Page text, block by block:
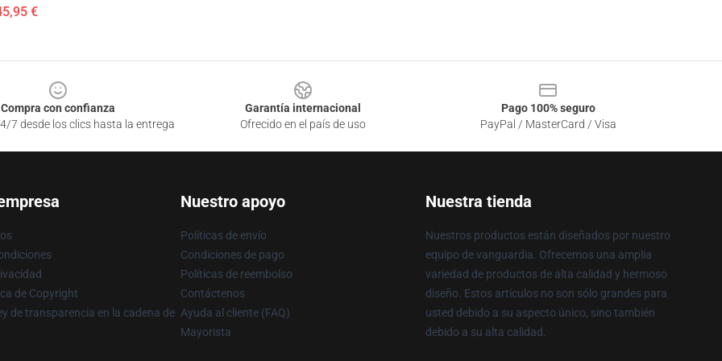
€
Compra con confianza
7 desde los clics hasta la entrega
Garantía internacional
Ofrecido en el país de uso
Pago 100% seguro
PayPal / MasterCard / Visa
de Copyright
de transparencia en la cadena de
Nuestro apoyo
Políticas de envío
Condiciones de pago
Políticas de reembolso
Contáctenos
Ayuda al cliente (FAQ)
Mayorista
Nuestra tienda
Nuestros productos están diseñados por nuestro
equipo de vanguardia. Ofrecemos una amplia
variedad de productos de alta calidad y hermoso
diseño. Estos artículos no son sólo grandes para
usted debido a su aspecto único, sino también
debido a su alta calidad.